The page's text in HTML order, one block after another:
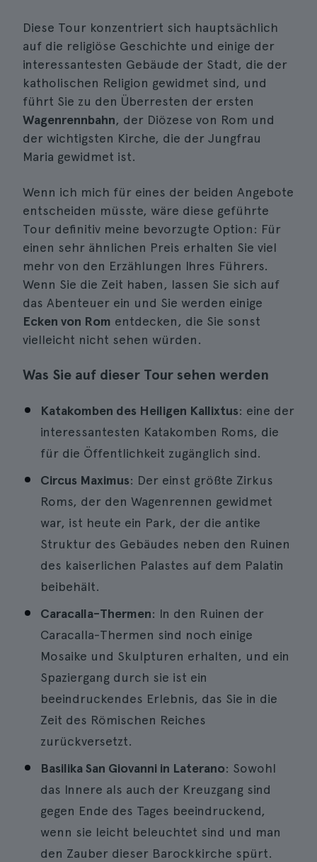
Diese Tour konzentriert sich hauptsächlich
auf die religiöse Geschichte und einige der
interessantesten Gebäude der Stadt, die der
katholischen Religion gewidmet sind, und
führt Sie zu den Überresten der ersten
Wagenrennbahn, der Diözese von Rom und
der wichtigsten Kirche, die der Jungfrau
Maria gewidmet ist.
Wenn ich mich für eines der beiden Angebote
entscheiden müsste, wäre diese geführte
Tour definitiv meine bevorzugte Option: Für
einen sehr ähnlichen Preis erhalten Sie viel
mehr von den Erzählungen Ihres Führers.
Wenn Sie die Zeit haben, lassen Sie sich auf
das Abenteuer ein und Sie werden einige
Ecken von Rom entdecken, die Sie sonst
vielleicht nicht sehen würden.
Was Sie auf dieser Tour sehen werden
Katakomben des Heiligen Kallixtus: eine der
interessantesten Katakomben Roms, die
für die Öffentlichkeit zugänglich sind.
Circus Maximus: Der einst größte Zirkus
Roms, der den Wagenrennen gewidmet
war, ist heute ein Park, der die antike
Struktur des Gebäudes neben den Ruinen
des kaiserlichen Palastes auf dem Palatin
beibehält.
Caracalla-Thermen: In den Ruinen der
Caracalla-Thermen sind noch einige
Mosaike und Skulpturen erhalten, und ein
Spaziergang durch sie ist ein
beeindruckendes Erlebnis, das Sie in die
Zeit des Römischen Reiches
zurückversetzt.
Basilika San Giovanni in Laterano: Sowohl
das Innere als auch der Kreuzgang sind
gegen Ende des Tages beeindruckend,
wenn sie leicht beleuchtet sind und man
den Zauber dieser Barockkirche spürt.